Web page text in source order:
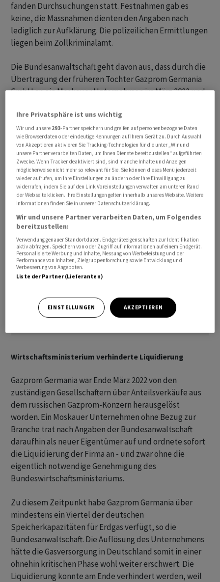
fanden Durchsuchungen statt. Festnahmen gab es
keine, die Massnahmen dienten den Angaben nach
lediglich zur Aufklärung. Die polizeilichen Ermittlungen
liegen beim Zollkriminalamt.
Die Bundesanwaltschaft geht davon aus, dass durch die
Übertragung der früheren Tochter Gazprom Germania
GmbH an ein Moskauer Unternehmen im März 2022 und
Gasversorgung in Deutschland beeinträchtigt werden
sollte. Dem russischen Beschuldigten wird
vorgeworfen, er habe die Liquidierung mit diesem Ziel
unterstützt. Gegen ihn wird wegen Beihilfe zu
versuchter verfassungsfeindlicher Sabotage sowie zu
Verstössen gegen das Aussenwirtschaftsgesetz
ermittelt.
Wirtschaftsministerium verhinderte Liquidierung
Gazprom Germania war Ende März 2022 von den
zuständigen Gesellschaftern über Anteilsverkäufe aus
dem russischen Gazprom-Konzern herausgelöst
worden. Ein Moskauer Unternehmen ohne Bezug zur
Branche trat nach Angaben der Bundesanwaltschaft
daraufhin als neuer Eigentümer auf und ordnete sofort
die Liquidierung der Firma an - und zwar ohne die
eigentlich notwendige Genehmigung des
Bundeswirtschaftsministeriums.
Zu diesem Zeitpunkt habe Gazprom Germania über
mindestens ein Viertel der deutschen
Speicherkapazitäten für Erdgas verfügt, so die
Bundesanwaltschaft. Die Auflösung des Unternehmens
hätte die Gasversorgung in Deutschland somit in einer
ohnehin kritischen Phase wohl weiter erschwert. Die
Liquidierung konnte am Ende verhindert werden, weil
Ihre Privatsphäre ist uns wichtig
Wir und unsere 293-Partner speichern und greifen auf personenbezogene Daten
wie Browserdaten oder eindeutige Kennungen auf Ihrem Gerät zu. Durch Auswahl
von Akzeptieren aktivieren Sie Tracking-Technologien für die unter „Wir und
unsere Partner verarbeiten Daten, um Ihnen Dienste bereitzustellen“ aufgeführten
Zwecke. Wenn Tracker deaktiviert sind, sind manche Inhalte und Anzeigen
möglicherweise nicht mehr so relevant für Sie. Sie können dieses Menü jederzeit
wieder aufrufen, um Ihre Einstellungen zu ändern oder Ihre Einwilligung zu
widerrufen, indem Sie auf den Link Voreinstellungen verwalten am unteren Rand
der Webseite klicken. Ihre Einstellungen gelten innerhalb unseres Website. Weitere
Informationen finden Sie in unserer Datenschutzerklärung.
Wir und unsere Partner verarbeiten Daten, um Folgendes
bereitzustellen:
Verwendung genauer Standortdaten. Endgeräteeigenschaften zur Identifikation
aktiv abfragen. Speichern von oder Zugriff auf Informationen auf einem Endgerät.
Personalisierte Werbung und Inhalte, Messung von Werbeleistung und der
Performance von Inhalten, Zielgruppenforschung sowie Entwicklung und
Verbesserung von Angeboten.
Liste der Partner (Lieferanten)
EINSTELLUNGEN AKZEPTIEREN